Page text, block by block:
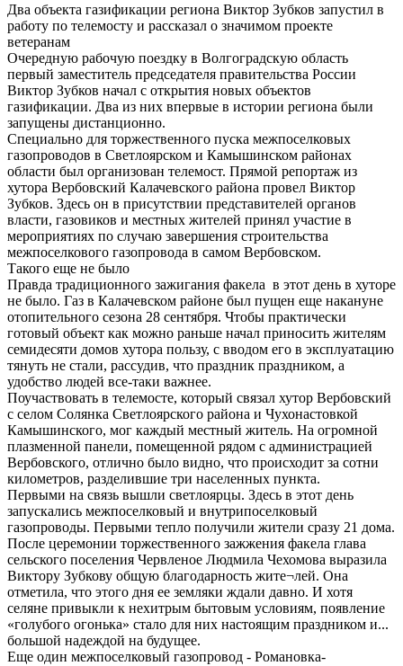
Два объекта газификации региона Виктор Зубков запустил в
работу по телемосту и рассказал о значимом проекте
ветеранам
Очередную рабочую поездку в Волгоградскую область
первый заместитель председателя правительства России
Виктор Зубков начал с открытия новых объектов
газификации. Два из них впервые в истории региона были
запущены дистанционно.
Специально для торжественного пуска межпоселковых
газопроводов в Светлоярском и Камышинском районах
области был организован телемост. Прямой репортаж из
хутора Вербовский Калачевского района провел Виктор
Зубков. Здесь он в присутствии представителей органов
власти, газовиков и местных жителей принял участие в
мероприятиях по случаю завершения строительства
межпоселкового газопровода в самом Вербовском.
Такого еще не было
Правда традиционного зажигания факела в этот день в хуторе
не было. Газ в Калачевском районе был пущен еще накануне
отопительного сезона 28 сентября. Чтобы практически
готовый объект как можно раньше начал приносить жителям
семидесяти домов хутора пользу, с вводом его в эксплуатацию
тянуть не стали, рассудив, что праздник праздником, а
удобство людей все-таки важнее.
Поучаствовать в телемосте, который связал хутор Вербовский
с селом Солянка Светлоярского района и Чухонастовкой
Камышинского, мог каждый местный житель. На огромной
плазменной панели, помещенной рядом с администрацией
Вербовского, отлично было видно, что происходит за сотни
километров, разделившие три населенных пункта.
Первыми на связь вышли светлоярцы. Здесь в этот день
запускались межпоселковый и внутрипоселковый
газопроводы. Первыми тепло получили жители сразу 21 дома.
После церемонии торжественного зажжения факела глава
сельского поселения Червленое Людмила Чехомова выразила
Виктору Зубкову общую благодарность жите¬лей. Она
отметила, что этого дня ее земляки ждали давно. И хотя
селяне привыкли к нехитрым бытовым условиям, появление
«голубого огонька» стало для них настоящим праздником и...
большой надеждой на будущее.
Еще один межпоселковый газопровод - Романовка-